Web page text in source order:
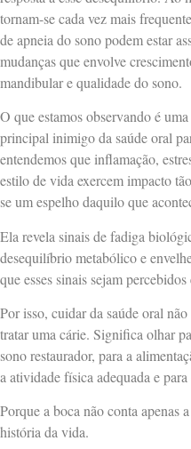
tornam-se cada vez mais
de apneia do sono podem estar
mudanças que envolve
mandibular e qualidade do sono.
O que estamos observando é
principal inimigo da saúde oral
entendemos que inflamação,
estilo de vida exercem impacto
se um espelho daquilo que
Ela revela sinais de fadiga
desequilíbrio metabólico e
que esses sinais sejam
Por isso, cuidar da saúde oral
tratar uma cárie. Significa olhar
sono restaurador, para a
a atividade física adequada e
Porque a boca não conta apenas
história da vida.